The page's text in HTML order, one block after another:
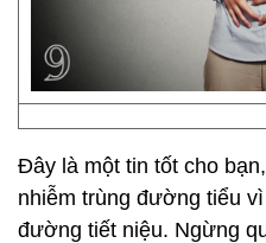
Đây là một tin tốt cho
nhiễm trùng đường tiểu
đường tiết niệu. Ngừng